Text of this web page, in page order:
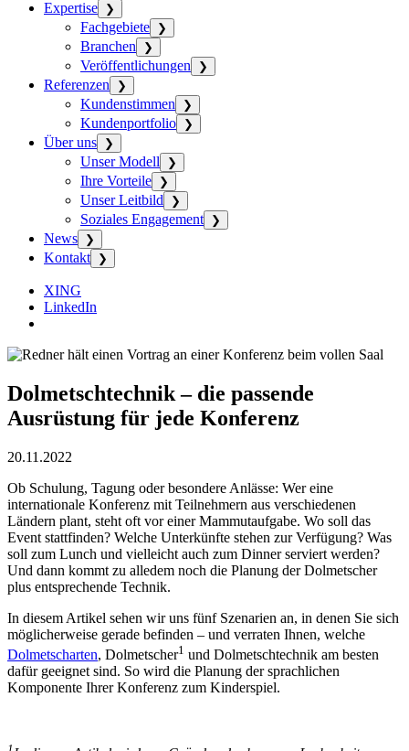
Expertise ❯
Fachgebiete ❯
Branchen ❯
Veröffentlichungen ❯
Referenzen ❯
Kundenstimmen ❯
Kundenportfolio ❯
Über uns ❯
Unser Modell ❯
Ihre Vorteile ❯
Unser Leitbild ❯
Soziales Engagement ❯
News ❯
Kontakt ❯
XING
LinkedIn
Dolmetschtechnik – die passende
Ausrüstung für jede Konferenz
20.11.2022
Ob Schulung, Tagung oder besondere Anlässe: Wer eine
internationale Konferenz mit Teilnehmern aus verschiedenen
Ländern plant, steht oft vor einer Mammutaufgabe. Wo soll das
Event stattfinden? Welche Unterkünfte stehen zur Verfügung? Was
soll zum Lunch und vielleicht auch zum Dinner serviert werden?
Und dann kommt zu alledem noch die Planung der Dolmetscher
plus entsprechende Technik.
In diesem Artikel sehen wir uns fünf Szenarien an, in denen Sie sich
möglicherweise gerade befinden – und verraten Ihnen, welche
Dolmetscharten, Dolmetscher1 und Dolmetschtechnik am besten
dafür geeignet sind. So wird die Planung der sprachlichen
Komponente Ihrer Konferenz zum Kinderspiel.